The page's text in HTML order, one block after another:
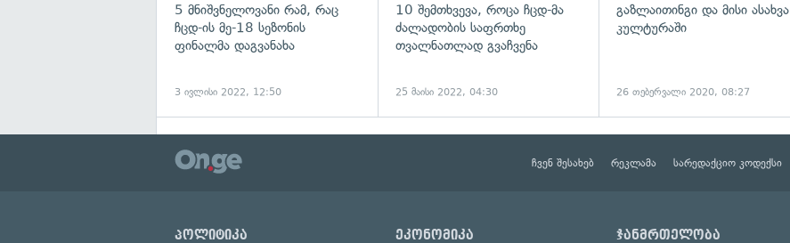
5 მნიშვნელოვანი რამ, რაც
ჩცდ-ის მე-18 სეზონის
ფინალმა დაგვანახა
3 ივლისი 2022, 12:50
10 შემთხვევა, როცა ჩცდ-მა
ძალადობის საფრთხე
თვალნათლად გვაჩვენა
25 მაისი 2022, 04:30
გაზლაითინგი და მისი ასახვა
კულტურაში
26 თებერვალი 2020, 08:27
ჩვენ შესახებ რეკლამა სარედაქციო კოდექსი
პოლიტიკა ეკონომიკა ჯანმრთელობა